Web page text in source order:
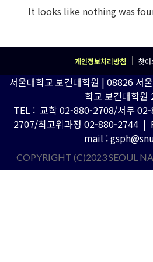
It looks like nothing was
개인정보처리방침 찾아
서울대학교 보건대학원 | 08826 서
학교 보건대학원
TEL : 교학 02-880-2708/서무
2707/최고위과정 02-880-2744 |
mail :
COPYRIGHT (C)2023 SEOUL